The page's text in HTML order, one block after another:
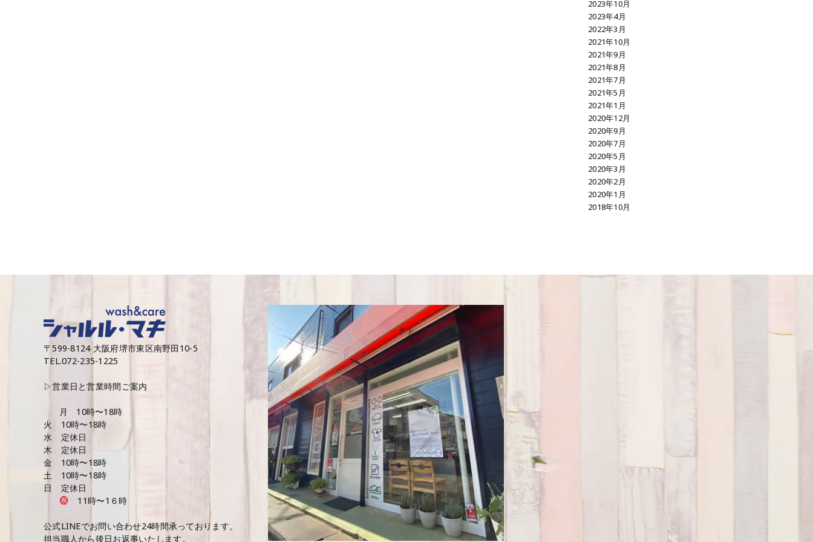
2023年10月
2023年4月
2022年3月
2021年10月
2021年9月
2021年8月
2021年7月
2021年5月
2021年1月
2020年12月
2020年9月
2020年7月
2020年5月
2020年3月
2020年2月
2020年1月
2018年10月
〒599-8124 大阪府堺市東区南野田10-5
TEL.072-235-1225
▷営業日と営業時間ご案内
月 10時〜18時
火 10時〜18時
水 定休日
木 定休日
金 10時〜18時
土 10時〜18時
日 定休日
11時〜1６時
公式LINEでお問い合わせ24時間承っております。
担当職人から後日お返事いたします。